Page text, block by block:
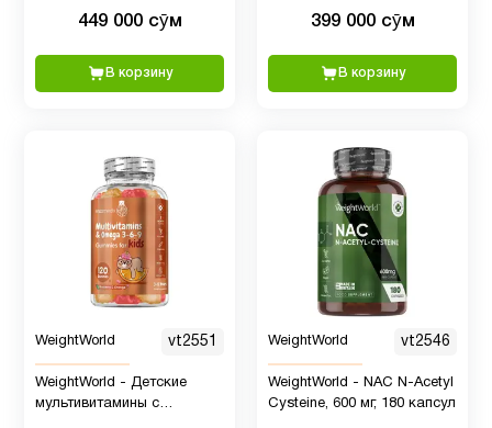
449 000 сӯм
В корзину
399 000 сӯм
В корзину
WeightWorld vt2551
WeightWorld - Детские
мультивитамины с
WeightWorld vt2546
WeightWorld - NAC N-Acetyl
Cysteine, 600 мг, 180 капсул